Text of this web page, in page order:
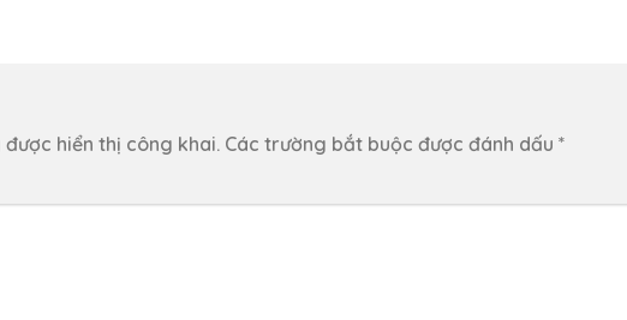
hiển thị công khai. Các trường bắt buộc được đánh dấu *